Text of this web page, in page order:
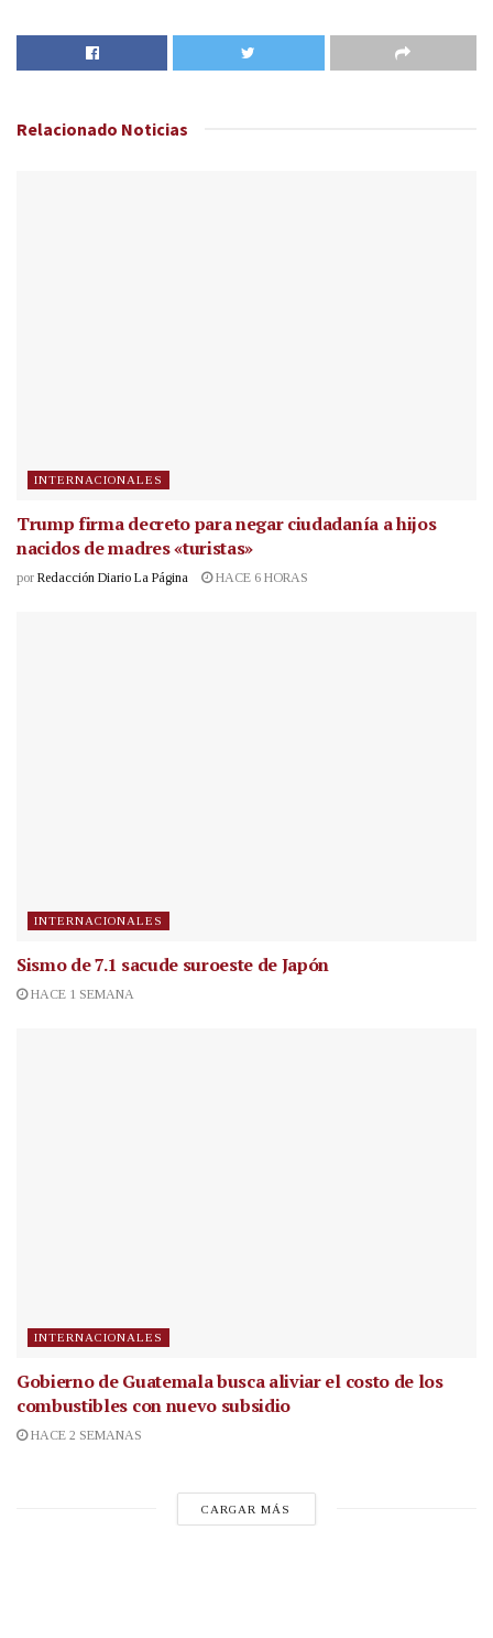
Relacionado Noticias
INTERNACIONALES
Trump firma decreto para negar ciudadanía a hijos
nacidos de madres «turistas»
por Redacción Diario La Página HACE 6 HORAS
INTERNACIONALES
Sismo de 7.1 sacude suroeste de Japón
HACE 1 SEMANA
INTERNACIONALES
Gobierno de Guatemala busca aliviar el costo de los
combustibles con nuevo subsidio
HACE 2 SEMANAS
CARGAR MÁS